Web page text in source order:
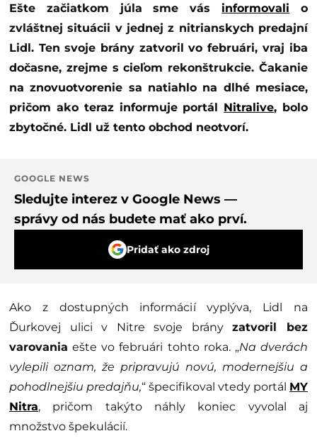
Ešte začiatkom júla sme vás informovali o
zvláštnej situácii v jednej z nitrianskych predajní
Lidl. Ten svoje brány zatvoril vo februári, vraj iba
dočasne, zrejme s cieľom rekonštrukcie. Čakanie
na znovuotvorenie sa natiahlo na dlhé mesiace,
pričom ako teraz informuje portál Nitralive, bolo
zbytočné. Lidl už tento obchod neotvorí.
GOOGLE NEWS
Sledujte interez v Google News —
správy od nás budete mať ako prví.
Pridať ako zdroj
Ako z dostupných informácií vyplýva, Lidl na
Ďurkovej ulici v Nitre svoje brányzatvoril bez
varovania ešte vo februári tohto roka. „Na dverách
vylepili oznam, že pripravujú novú, modernejšiu a
pohodlnejšiu predajňu,“ špecifikoval vtedy portál MY
Nitra, pričom takýto náhly koniec vyvolal aj
množstvo špekulácií.